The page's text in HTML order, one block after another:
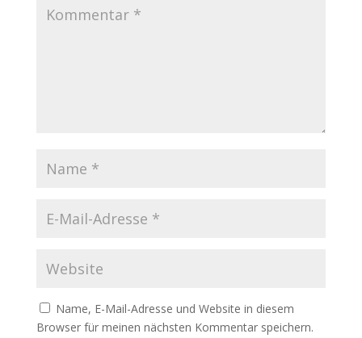
Name, E-Mail-Adresse und Website in diesem
Browser für meinen nächsten Kommentar speichern.